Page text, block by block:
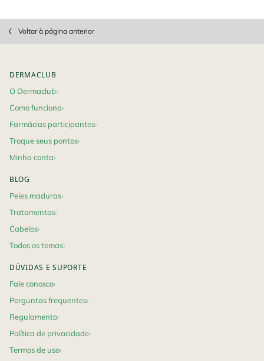
Voltar à página anterior
DERMACLUB
O Dermaclub
Como funciona
Farmácias participantes
Troque seus pontos
Minha conta
BLOG
Peles maduras
Tratamentos
Cabelos
Todos os temas
DÚVIDAS E SUPORTE
Fale conosco
Perguntas frequentes
Regulamento
Política de privacidade
Termos de uso